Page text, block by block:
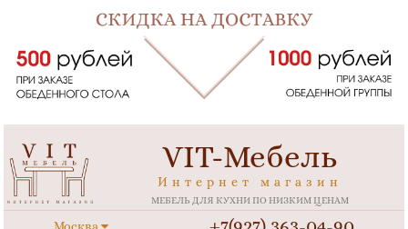
VIT-Мебель
Интернет магазин
МЕБЕЛЬ ДЛЯ КУХНИ ПО НИЗКИМ ЦЕНАМ